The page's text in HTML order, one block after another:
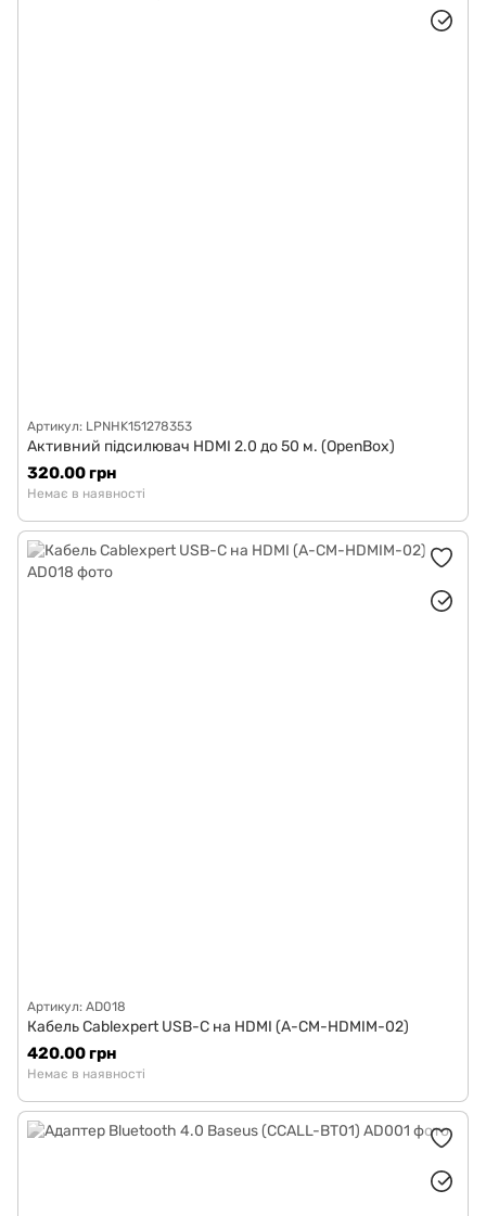
Артикул: LPNHK151278353
Активний підсилювач HDMI 2.0 до 50 м. (OpenBox)
320.00 грн
Немає в наявності
Артикул: AD018
Кабель Cablexpert USB-C на HDMI (A-CM-HDMIM-02)
420.00 грн
Немає в наявності